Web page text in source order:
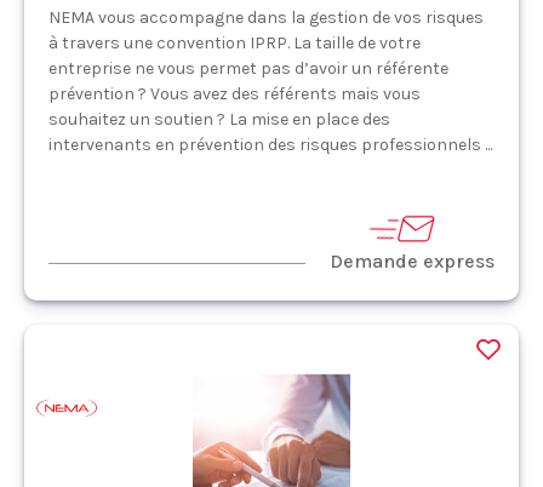
NEMA vous accompagne dans la gestion de vos risques
à travers une convention IPRP. La taille de votre
entreprise ne vous permet pas d’avoir un référente
prévention ? Vous avez des référents mais vous
souhaitez un soutien ? La mise en place des
intervenants en prévention des risques professionnels ...
Demande express